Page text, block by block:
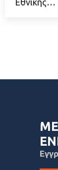
Εθνικής…